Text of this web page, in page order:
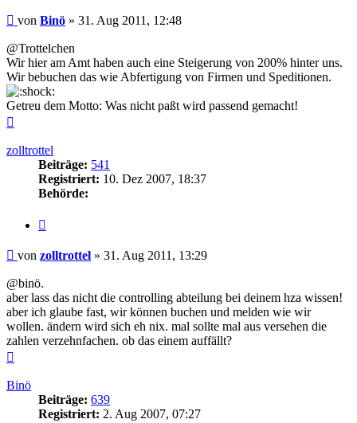
Beitrag
von Binö » 31. Aug 2011, 12:48
@Trottelchen
Wir hier am Amt haben auch eine Steigerung von 200% hinter uns.
Wir bebuchen das wie Abfertigung von Firmen und Speditionen.
Getreu dem Motto: Was nicht paßt wird passend gemacht!
zolltrottel
Beiträge: 541
Registriert: 10. Dez 2007, 18:37
Behörde:
Beitrag
von zolltrottel » 31. Aug 2011, 13:29
@binö.
aber lass das nicht die controlling abteilung bei deinem hza wissen!
aber ich glaube fast, wir können buchen und melden wie wir
wollen. ändern wird sich eh nix. mal sollte mal aus versehen die
zahlen verzehnfachen. ob das einem auffällt?
Binö
Beiträge: 639
Registriert: 2. Aug 2007, 07:27